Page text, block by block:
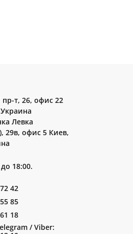
т, 26, офис 22
Левка
29в, офис 5 Киев,
18:00.
42
85
18
/ Viber: